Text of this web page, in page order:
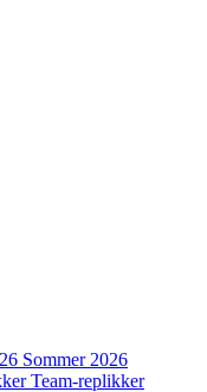
Sommer 2026
Team-replikker